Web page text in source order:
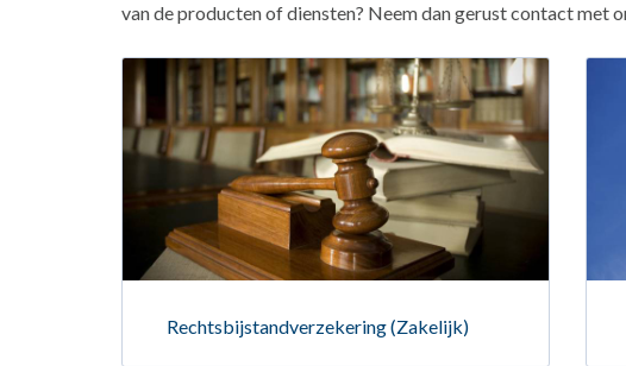
van de producten of diensten? Neem dan gerust contact met
Rechtsbijstandverzekering (Zakelijk)